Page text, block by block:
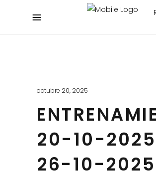
octubre 20, 2025
20-10-2025
26-10-2025